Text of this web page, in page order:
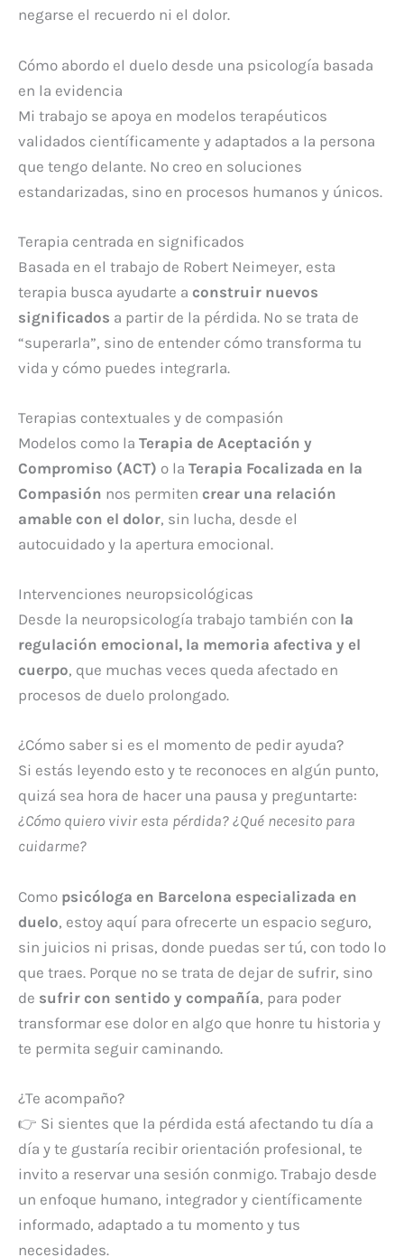
negarse el recuerdo ni el dolor.
Cómo abordo el duelo desde una psicología basada
en la evidencia
Mi trabajo se apoya en modelos terapéuticos
validados científicamente y adaptados a la persona
que tengo delante. No creo en soluciones
estandarizadas, sino en procesos humanos y únicos.
Terapia centrada en significados
Basada en el trabajo de Robert Neimeyer, esta
terapia busca ayudarte a construir nuevos
significados a partir de la pérdida. No se trata de
“superarla”, sino de entender cómo transforma tu
vida y cómo puedes integrarla.
Terapias contextuales y de compasión
Modelos como la Terapia de Aceptación y
Compromiso (ACT) o la Terapia Focalizada en la
Compasión nos permiten crear una relación
amable con el dolor, sin lucha, desde el
autocuidado y la apertura emocional.
Intervenciones neuropsicológicas
Desde la neuropsicología trabajo también con la
regulación emocional, la memoria afectiva y el
cuerpo, que muchas veces queda afectado en
procesos de duelo prolongado.
¿Cómo saber si es el momento de pedir ayuda?
Si estás leyendo esto y te reconoces en algún punto,
quizá sea hora de hacer una pausa y preguntarte:
¿Cómo quiero vivir esta pérdida? ¿Qué necesito para
cuidarme?
Como psicóloga en Barcelona especializada en
duelo, estoy aquí para ofrecerte un espacio seguro,
sin juicios ni prisas, donde puedas ser tú, con todo lo
que traes. Porque no se trata de dejar de sufrir, sino
de sufrir con sentido y compañía, para poder
transformar ese dolor en algo que honre tu historia y
te permita seguir caminando.
¿Te acompaño?
👉 Si sientes que la pérdida está afectando tu día a
día y te gustaría recibir orientación profesional, te
invito a reservar una sesión conmigo. Trabajo desde
un enfoque humano, integrador y científicamente
informado, adaptado a tu momento y tus
necesidades.